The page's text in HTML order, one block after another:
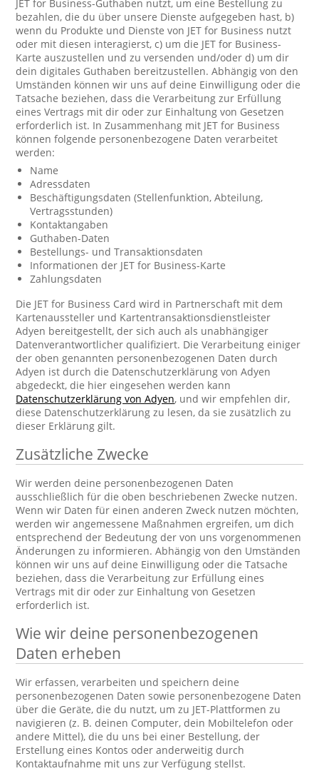
JET for Business-Guthaben nutzt, um eine Bestellung zu
bezahlen, die du über unsere Dienste aufgegeben hast, b)
wenn du Produkte und Dienste von JET for Business nutzt
oder mit diesen interagierst, c) um die JET for Business-
Karte auszustellen und zu versenden und/oder d) um dir
dein digitales Guthaben bereitzustellen. Abhängig von den
Umständen können wir uns auf deine Einwilligung oder die
Tatsache beziehen, dass die Verarbeitung zur Erfüllung
eines Vertrags mit dir oder zur Einhaltung von Gesetzen
erforderlich ist. In Zusammenhang mit JET for Business
können folgende personenbezogene Daten verarbeitet
werden:
Name
Adressdaten
Beschäftigungsdaten (Stellenfunktion, Abteilung,
Vertragsstunden)
Kontaktangaben
Guthaben-Daten
Bestellungs- und Transaktionsdaten
Informationen der JET for Business-Karte
Zahlungsdaten
Die JET for Business Card wird in Partnerschaft mit dem
Kartenaussteller und Kartentransaktionsdienstleister
Adyen bereitgestellt, der sich auch als unabhängiger
Datenverantwortlicher qualifiziert. Die Verarbeitung einiger
der oben genannten personenbezogenen Daten durch
Adyen ist durch die Datenschutzerklärung von Adyen
abgedeckt, die hier eingesehen werden kann
Datenschutzerklärung von Adyen, und wir empfehlen dir,
diese Datenschutzerklärung zu lesen, da sie zusätzlich zu
dieser Erklärung gilt.
Zusätzliche Zwecke
Wir werden deine personenbezogenen Daten
ausschließlich für die oben beschriebenen Zwecke nutzen.
Wenn wir Daten für einen anderen Zweck nutzen möchten,
werden wir angemessene Maßnahmen ergreifen, um dich
entsprechend der Bedeutung der von uns vorgenommenen
Änderungen zu informieren. Abhängig von den Umständen
können wir uns auf deine Einwilligung oder die Tatsache
beziehen, dass die Verarbeitung zur Erfüllung eines
Vertrags mit dir oder zur Einhaltung von Gesetzen
erforderlich ist.
Wie wir deine personenbezogenen
Daten erheben
Wir erfassen, verarbeiten und speichern deine
personenbezogenen Daten sowie personenbezogene Daten
über die Geräte, die du nutzt, um zu JET-Plattformen zu
navigieren (z. B. deinen Computer, dein Mobiltelefon oder
andere Mittel), die du uns bei einer Bestellung, der
Erstellung eines Kontos oder anderweitig durch
Kontaktaufnahme mit uns zur Verfügung stellst.